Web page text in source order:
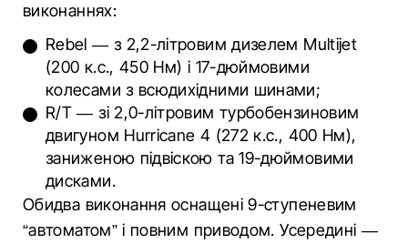
виконаннях:
Rebel — з 2,2-літровим дизелем Multijet
(200 к.с., 450 Нм) і 17-дюймовими
колесами з всюдихідними шинами;
R/T — зі 2,0-літровим турбобензиновим
двигуном Hurricane 4 (272 к.с., 400 Нм),
заниженою підвіскою та 19-дюймовими
дисками.
Обидва виконання оснащені 9-ступеневим
“автоматом” і повним приводом. Усередині —